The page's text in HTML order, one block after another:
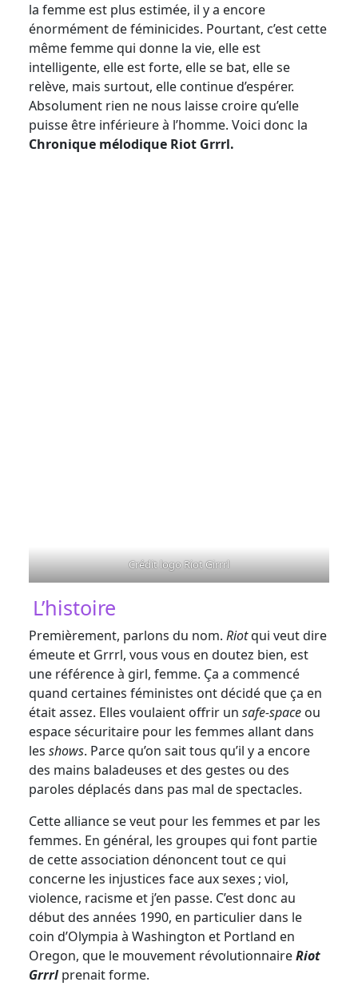
la femme est plus estimée, il y a encore
énormément de féminicides. Pourtant, c’est cette
même femme qui donne la vie, elle est
intelligente, elle est forte, elle se bat, elle se
relève, mais surtout, elle continue d’espérer.
Absolument rien ne nous laisse croire qu’elle
puisse être inférieure à l’homme. Voici donc la
Chronique mélodique Riot Grrrl.
Crédit logo Riot Girrrl
L’histoire
Premièrement, parlons du nom. Riotqui veut dire
émeute et Grrrl, vous vous en doutez bien, est
une référence à girl, femme. Ça a commencé
quand certaines féministes ont décidé que ça en
était assez. Elles voulaient offrir un safe-space ou
espace sécuritaire pour les femmes allant dans
les shows. Parce qu’on sait tous qu’il y a encore
des mains baladeuses et des gestes ou des
paroles déplacés dans pas mal de spectacles.
Cette alliance se veut pour les femmes et par les
femmes. En général, les groupes qui font partie
de cette association dénoncent tout ce qui
concerne les injustices face aux sexes ; viol,
violence, racisme et j’en passe. C’est donc au
début des années 1990, en particulier dans le
coin d’Olympia à Washington et Portland en
Oregon, que le mouvement révolutionnaireRiot
Grrrlprenait forme.